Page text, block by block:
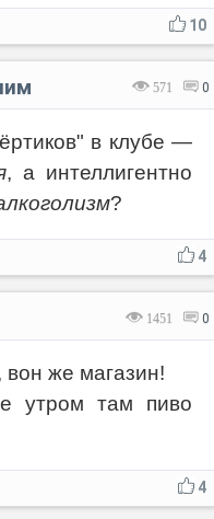
10
571 0
в клубе —
, а интеллигентно
?
4
1451 0
же магазин!
утром там пиво
4